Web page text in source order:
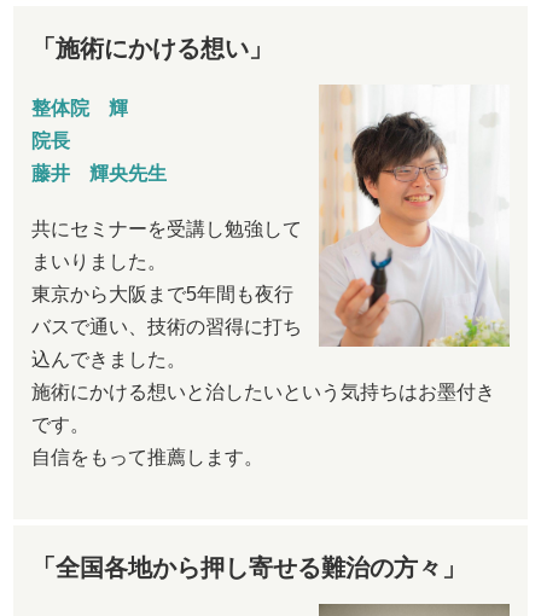
「施術にかける想い」
整体院 輝
院長
藤井 輝央先生
共にセミナーを受講し勉強して
まいりました。
東京から大阪まで5年間も夜行
バスで通い、技術の習得に打ち
込んできました。
施術にかける想いと治したいという気持ちはお墨付き
です。
自信をもって推薦します。
「全国各地から押し寄せる難治の方々」